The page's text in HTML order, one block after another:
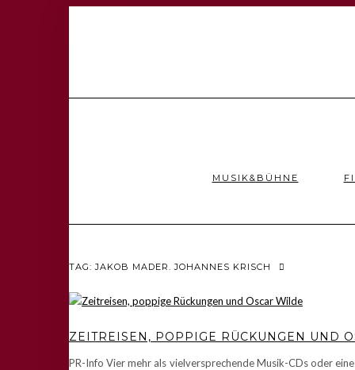
MUSIK&BÜHNE
TAG: JAKOB MADER. JOHANNES KRISCH
ZEITREISEN, POPPIGE RÜCKUNGEN UND
PR-Info Vier mehr als vielversprechende Musik-CDs oder